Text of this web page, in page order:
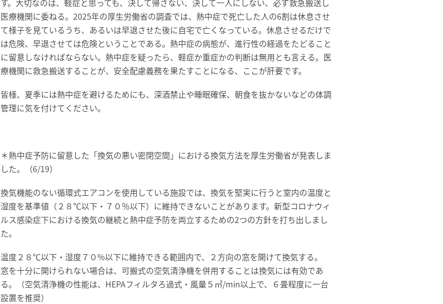
す。大切なのは、軽症と思っても、決して帰さない、決して一人にしない、必ず救急搬送し
医療機関に委ねる。2025年の厚生労働省の調査では、熱中症で死亡した人の6割は休息させ
て様子を見ているうち、あるいは早退させた後に自宅で亡くなっている。休息させるだけで
は危険、早退させては危険ということである。熱中症の病態が、進行性の経過をたどること
に留意しなければならない。熱中症を疑ったら、軽症か重症かの判断は無用とも言える。医
療機関に救急搬送することが、安全配慮義務を果たすことになる、ここが肝要です。
皆様、夏季には熱中症を避けるためにも、深酒禁止や睡眠確保、朝食を抜かないなどの体調
管理に気を付けてください。
＊熱中症予防に留意した「換気の悪い密閉空間」における換気方法を厚生労働省が発表しま
した。（6/19）
換気機能のない循環式エアコンを使用している施設では、換気を堅実に行うと室内の温度と
湿度を基準値（２８℃以下・７０％以下）に維持できないことがあります。新型コロナウィ
ルス感染症下における換気の継続と熱中症予防を両立するための2つの方針を打ち出しまし
た。
温度２８℃以下・湿度７０%以下に維持できる範囲内で、２方向の窓を開けて換気する。
窓を十分に開けられない場合は、可搬式の空気清浄機を併用することは換気には有効であ
る。（空気清浄機の性能は、HEPAフィルタろ過式・風量５㎥/min以上で、６畳程度に一台
設置を推奨）